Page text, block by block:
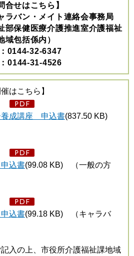
合せはこちら】
バン・メイト連絡会事務局
保健医療介護推進室介護福祉
域包括係内）
0144-32-6347
0144-31-4526
はこちら】
成講座 申込書(837.50 KB)
込書(99.08 KB) （一般の方
込書(99.18 KB) （キャラバ
入の上、市役所介護福祉課地域